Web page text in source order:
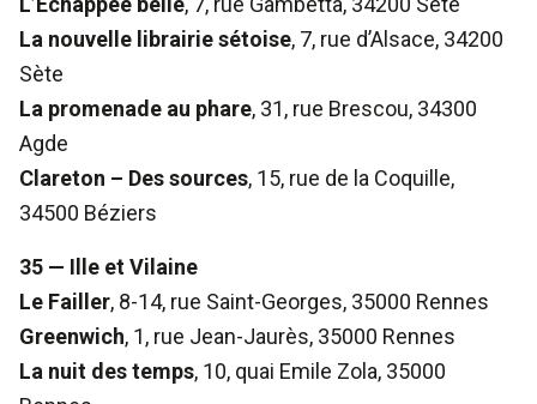
La nouvelle librairie sétoise, 7, rue d’Alsace, 34200
Sète
La promenade au phare, 31, rue Brescou, 34300
Agde
Clareton – Des sources, 15, rue de la Coquille,
34500 Béziers
35 — Ille et Vilaine
Le Failler, 8-14, rue Saint-Georges, 35000 Rennes
Greenwich, 1, rue Jean-Jaurès, 35000 Rennes
La nuit des temps, 10, quai Emile Zola, 35000